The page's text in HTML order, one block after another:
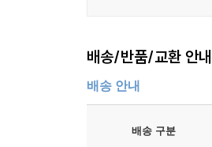
배송/반품/교환 안내
배송 안내
배송 구분